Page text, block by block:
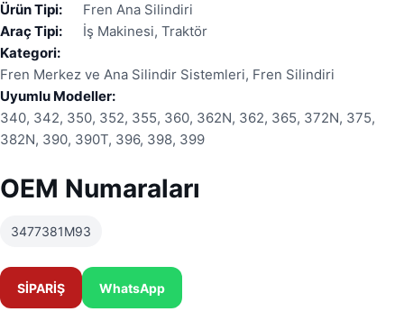
Ürün Tipi:
Fren Ana Silindiri
Araç Tipi:
İş Makinesi, Traktör
Kategori:
Fren Merkez ve Ana Silindir Sistemleri, Fren Silindiri
Uyumlu Modeller:
340, 342, 350, 352, 355, 360, 362N, 362, 365, 372N, 375,
382N, 390, 390T, 396, 398, 399
OEM Numaraları
3477381M93
SİPARİŞ WhatsApp